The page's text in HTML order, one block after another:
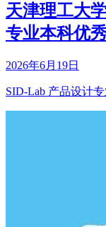
天津理工大
专业本科优
2026年6月19日
SID-Lab 产品设计